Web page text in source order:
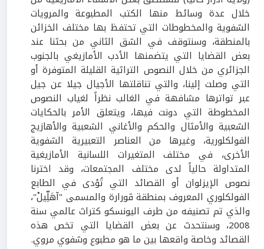
خلال عدة وسائط منها الكتب المطبوعة والمرويات
الشفوية والمخطوطات التي تحتفظ بها مختلف الخزائن
بالمنطقة، وسنتوقف في الشق الثاني من بحثنا عند
بعض القضايا التي يتضمنها الأدب الأمازيغي بالجنوب
الجزائري من خلال النصوص التراثية القليلة المتوفرة أو
التي وصلت إلينا، والتي تناقلتها الأجيال جيلا عن جيل
عبر تواترها مشافهة في الغالب نظراً لغياب النصوص
المخطوطة التي دونت فيها، ويتعلق الأمر بالحكايات
الشعبية والأمثال والحكم والأغاني الشعبية والأهازيج
الفولكلورية، وغيرها من العناصر التعبيرية الشفوية
الأخرى، في مختلف المتغيرات اللسانية الأمازيغية
المتداولة حالياً لدى مختلف المجتمعات، وقد اخترنا
نصوص الإيزلوان أو القصائد التي تُؤدى في الطابع
الفولكلوري المعروف بمنطقة ڤورارة والمسمى "آهَلِّيلْ"،
والذي تم تصنيفه من طرف اليونسكو كتراث عالمي سنة
2008، وسنتحدث عن بعض القضايا التي تخص هذه
القصائد وخاصة واقعها بين ما هو مطبوع وشفوي مروي.